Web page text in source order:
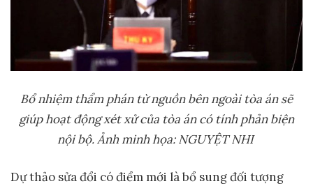
Bổnhiệm thẩm phán từnguồn bên ngoài tòa án sẽ
giúp hoạt động xét xửcủa tòa án có tính phản biện
nội bộ.Ảnh minh họa: NGUYỆT NHI
Dự thảo sửa đổi có điểm mới là bổ sung đối tượng